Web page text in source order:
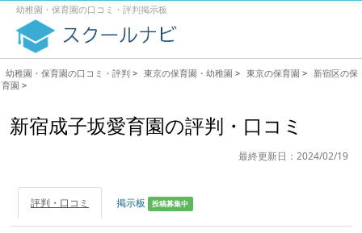
幼稚園・保育園の口コミ・評判掲示板
幼稚園・保育園の口コミ・評判 > 東京の保育園・幼稚園 > 東京の保育園 > 新宿区の保
育園 >
新宿成子坂愛育園の評判・口コミ
最終更新日：2024/02/19
評判・口コミ 掲示板 投稿募集中